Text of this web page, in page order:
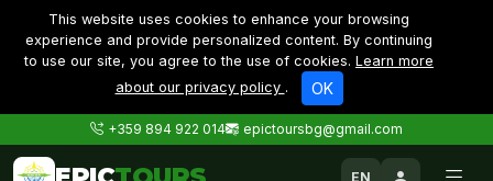
This website uses cookies to enhance your browsing
experience and provide personalized content. By continuing
to use our site, you agree to the use of cookies. Learn more
about our privacy policy . OK
+359 894 922 014 epictoursbg@gmail.com
EN